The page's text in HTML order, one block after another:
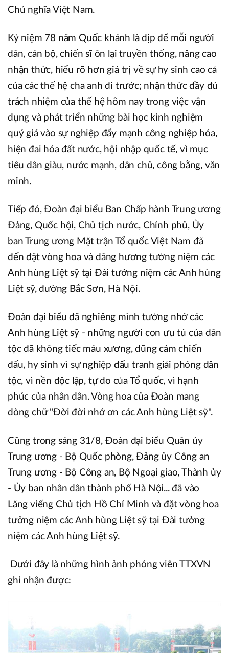
Chủ nghĩa Việt Nam.
Kỷ niệm 78 năm Quốc khánh là dịp để mỗi người
dân, cán bộ, chiến sĩ ôn lại truyền thống, nâng cao
nhận thức, hiểu rõ hơn giá trị về sự hy sinh cao cả
của các thế hệ cha anh đi trước; nhận thức đầy đủ
trách nhiệm của thế hệ hôm nay trong việc vận
dụng và phát triển những bài học kinh nghiệm
quý giá vào sự nghiệp đẩy mạnh công nghiệp hóa,
hiện đai hóa đất nước, hội nhập quốc tế, vì mục
tiêu dân giàu, nước mạnh, dân chủ, công bằng, văn
minh.
Tiếp đó, Đoàn đại biểu Ban Chấp hành Trung ương
Đảng, Quốc hội, Chủ tịch nước, Chính phủ, Ủy
ban Trung ương Mặt trận Tổ quốc Việt Nam đã
đến đặt vòng hoa và dâng hương tưởng niệm các
Anh hùng Liệt sỹ tại Đài tưởng niệm các Anh hùng
Liệt sỹ, đường Bắc Sơn, Hà Nội.
Đoàn đại biểu đã nghiêng mình tưởng nhớ các
Anh hùng Liệt sỹ - những người con ưu tú của dân
tộc đã không tiếc máu xương, dũng cảm chiến
đấu, hy sinh vì sự nghiệp đấu tranh giải phóng dân
tộc, vì nền độc lập, tự do của Tổ quốc, vì hạnh
phúc của nhân dân. Vòng hoa của Đoàn mang
dòng chữ "Đời đời nhớ ơn các Anh hùng Liệt sỹ".
Cũng trong sáng 31/8, Đoàn đại biểu Quân ủy
Trung ương - Bộ Quốc phòng, Đảng ủy Công an
Trung ương - Bộ Công an, Bộ Ngoại giao, Thành ủy
- Ủy ban nhân dân thành phố Hà Nội... đã vào
Lăng viếng Chủ tịch Hồ Chí Minh và đặt vòng hoa
tưởng niệm các Anh hùng Liệt sỹ tại Đài tưởng
niệm các Anh hùng Liệt sỹ.
Dưới đây là những hình ảnh phóng viên TTXVN
ghi nhận được: